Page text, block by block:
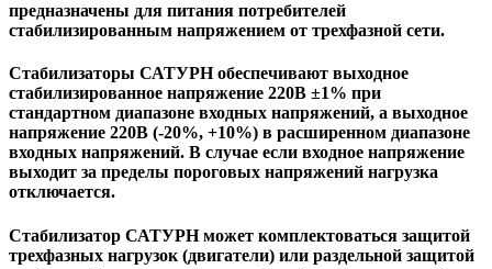
предназначены для питания потребителей
стабилизированным напряжением от трехфазной сети.
Стабилизаторы САТУРН обеспечивают выходное
стабилизированное напряжение 220В ±1% при
стандартном диапазоне входных напряжений, а выходное
напряжение 220В (-20%, +10%) в расширенном диапазоне
входных напряжений. В случае если входное напряжение
выходит за пределы пороговых напряжений нагрузка
отключается.
Стабилизатор САТУРН может комплектоваться защитой
трехфазных нагрузок (двигатели) или раздельной защитой